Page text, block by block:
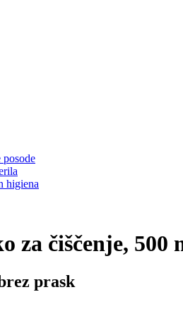
posode
higiena
za čiščenje, 500
prask